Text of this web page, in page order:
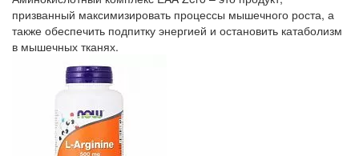
призванный максимизировать процессы мышечного роста, а
также обеспечить подпитку энергией и остановить катаболизм
в мышечных тканях.